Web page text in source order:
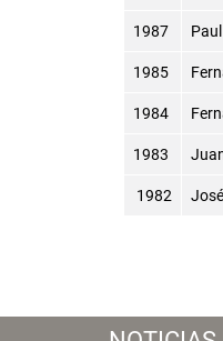
1987
1985
1984
1983
1982